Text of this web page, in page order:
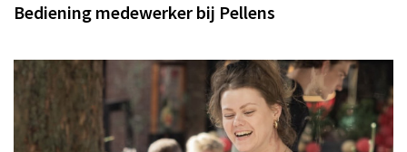
Bediening medewerker bij Pellens